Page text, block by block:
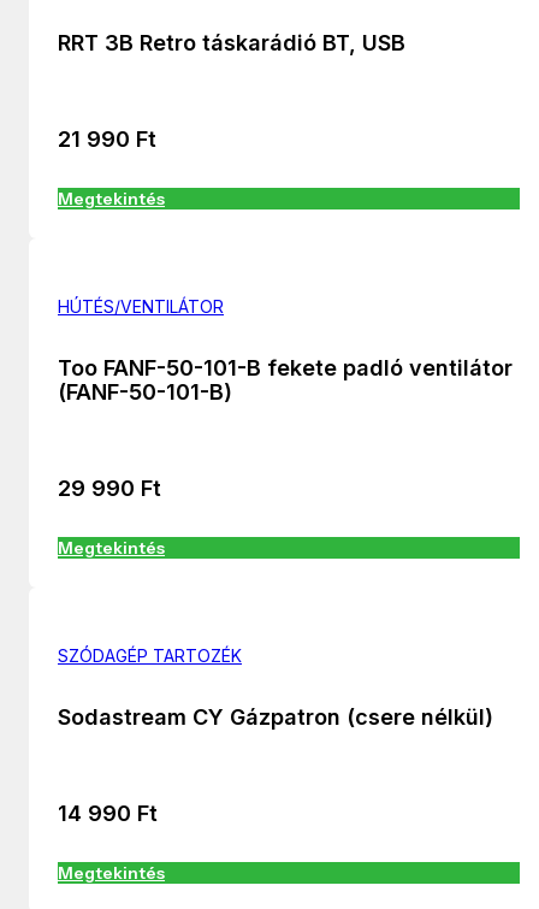
RRT 3B Retro táskarádió BT, USB
21 990 Ft
Megtekintés
HÚTÉS/VENTILÁTOR
Too FANF-50-101-B fekete padló ventilátor
(FANF-50-101-B)
29 990 Ft
Megtekintés
SZÓDAGÉP TARTOZÉK
Sodastream CY Gázpatron (csere nélkül)
14 990 Ft
Megtekintés